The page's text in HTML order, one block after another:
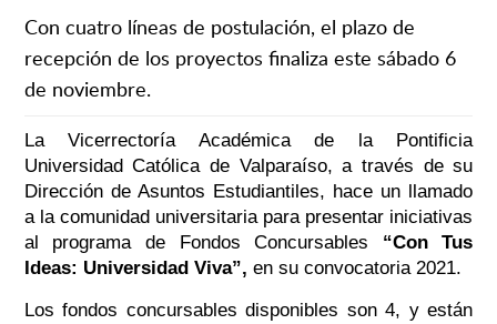
Con cuatro líneas de postulación, el plazo de
recepción de los proyectos finaliza este sábado 6
de noviembre.
La Vicerrectoría Académica de la Pontificia
Universidad Católica de Valparaíso, a través de su
Dirección de Asuntos Estudiantiles, hace un llamado
a la comunidad universitaria para presentar iniciativas
al programa de Fondos Concursables “Con Tus
Ideas: Universidad Viva”, en su convocatoria 2021.
Los fondos concursables disponibles son 4, y están